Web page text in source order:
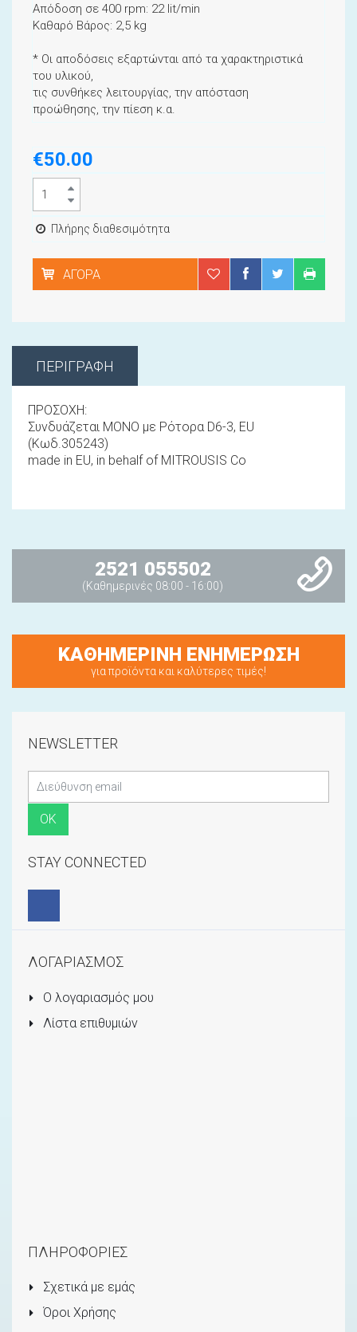
Απόδοση σε 400 rpm: 22 lit/min
Καθαρό Βάρος: 2,5 kg
* Οι αποδόσεις εξαρτώνται από τα χαρακτηριστικά
του υλικού,
τις συνθήκες λειτουργίας, την απόσταση
προώθησης, την πίεση κ.α.
€50.00
Πλήρης διαθεσιμότητα
ΑΓΟΡΆ
ΠΕΡΙΓΡΑΦΉ
ΠΡΟΣΟΧΗ:
Συνδυάζεται ΜΟΝΟ με Ρότορα D6-3, EU
(Κωδ.305243)
made in EU, in behalf of MITROUSIS Co
2521 055502
(Καθημερινές 08:00 - 16:00)
ΚΑΘΗΜΕΡΙΝΗ ΕΝΗΜΕΡΩΣΗ
για προϊόντα και καλύτερες τιμές!
NEWSLETTER
STAY CONNECTED
ΛΟΓΑΡΙΑΣΜΟΣ
Ο λογαριασμός μου
Λίστα επιθυμιών
ΠΛΗΡΟΦΟΡΙΕΣ
Σχετικά με εμάς
Όροι Χρήσης